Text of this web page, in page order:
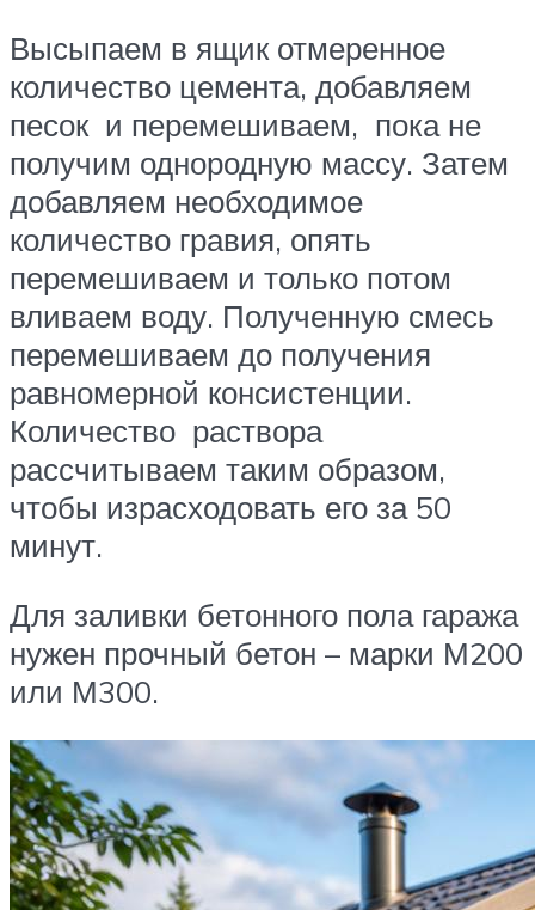
Высыпаем в ящик отмеренное
количество цемента, добавляем
песок и перемешиваем, пока не
получим однородную массу. Затем
добавляем необходимое
количество гравия, опять
перемешиваем и только потом
вливаем воду. Полученную смесь
перемешиваем до получения
равномерной консистенции.
Количество раствора
рассчитываем таким образом,
чтобы израсходовать его за 50
минут.
Для заливки бетонного пола гаража
нужен прочный бетон – марки М200
или М300.